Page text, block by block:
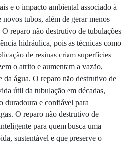
e o impacto ambiental associado à
novos tubos, além de gerar menos
O reparo não destrutivo de tubulações
hidráulica, pois as técnicas como
de resinas criam superfícies
o atrito e aumentam a vazão,
da água. O reparo não destrutivo de
útil da tubulação em décadas,
duradoura e confiável para
O reparo não destrutivo de
para quem busca uma
sustentável e que preserve o